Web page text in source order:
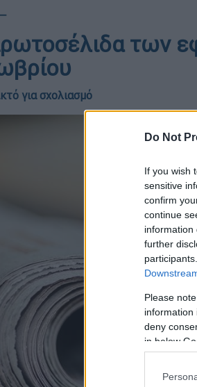
Do Not
If you wish
sensitive
confirm
continue
information
further
Please
information
deny
in below
των
για σχολιασμό